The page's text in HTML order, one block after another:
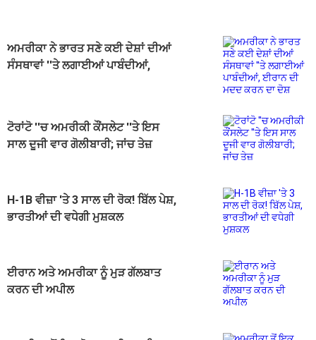
ਅਮਰੀਕਾ ਨੇ ਭਾਰਤ ਸਣੇ ਕਈ ਦੇਸ਼ਾਂ ਦੀਆਂ
ਸੰਸਥਾਵਾਂ ''ਤੇ ਲਗਾਈਆਂ ਪਾਬੰਦੀਆਂ,
ਟੋਰਾਂਟੋ ''ਚ ਅਮਰੀਕੀ ਕੌਂਸਲੇਟ ''ਤੇ ਇਸ
ਸਾਲ ਦੂਜੀ ਵਾਰ ਗੋਲੀਬਾਰੀ; ਜਾਂਚ ਤੇਜ਼
H-1B ਵੀਜ਼ਾ 'ਤੇ 3 ਸਾਲ ਦੀ ਰੋਕ! ਬਿੱਲ ਪੇਸ਼,
ਭਾਰਤੀਆਂ ਦੀ ਵਧੇਗੀ ਮੁਸ਼ਕਲ
ਈਰਾਨ ਅਤੇ ਅਮਰੀਕਾ ਨੂੰ ਮੁੜ ਗੱਲਬਾਤ
ਕਰਨ ਦੀ ਅਪੀਲ